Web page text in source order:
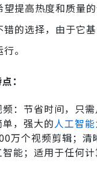
提高热度和质量
的选择，由于它
。
：
：节省时间，只
，强大的人工智能
万个视频剪辑；清
能；适用于任何